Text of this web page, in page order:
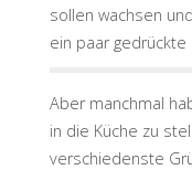
sollen wachsen
ein paar
Aber manchmal
in die Küche zu
verschiedenste